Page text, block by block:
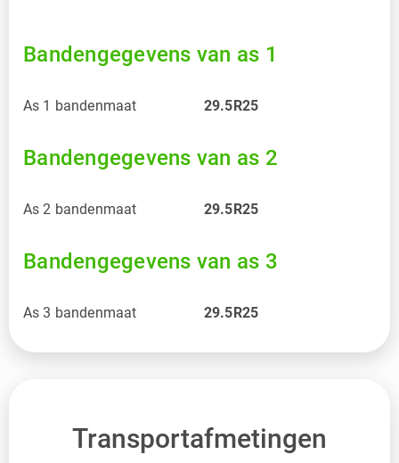
Bandengegevens van as 1
As 1 bandenmaat 29.5R25
Bandengegevens van as 2
As 2 bandenmaat 29.5R25
Bandengegevens van as 3
As 3 bandenmaat 29.5R25
Transportafmetingen